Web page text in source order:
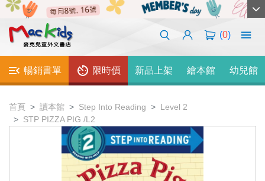
(0)
暢銷書單 限時價 新品上架 繪本館 幼兒館
首頁 讀本館 Step Into Reading
Level 2
STP PIZZA PIG /L2